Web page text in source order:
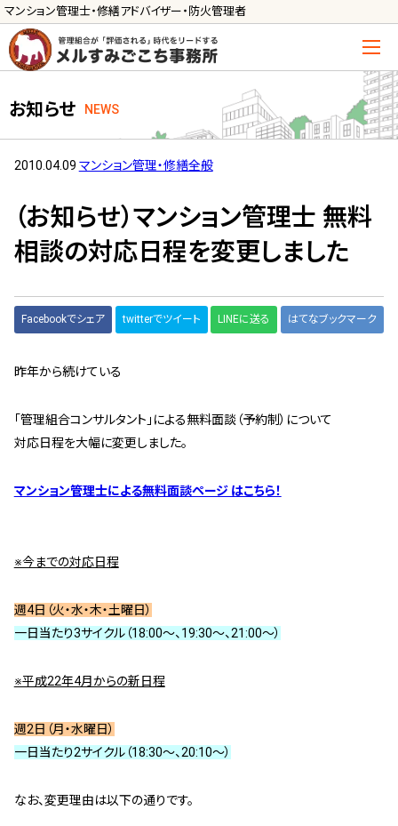
マンション管理士・修繕アドバイザー・防火管理者
お知らせ NEWS
2010.04.09 マンション管理・修繕全般
（お知らせ）マンション管理士 無料
相談の対応日程を変更しました
Facebookでシェア twitterでツイート LINEに送る はてなブックマーク
昨年から続けている
｢管理組合コンサルタント｣による無料面談（予約制）について
対応日程を大幅に変更しました。
マンション管理士による無料面談ページ はこちら！
※今までの対応日程
週4日（火・水・木・土曜日）
一日当たり3サイクル（18:00～、19:30～、21:00～）
※平成22年4月からの新日程
週2日（月・水曜日）
一日当たり2サイクル（18:30～、20:10～）
なお、変更理由は以下の通りです。
管理士の活用方法
ご利用の流れ »
サービス一覧
メルの理事会アドバイザー »
新人管理士顧問サービス
管理費カイゼン隊 »
建物・設備維持
大規模修繕のご意見番 »
メルの防火管理者
会社概要
代表挨拶 »
経営理念 »